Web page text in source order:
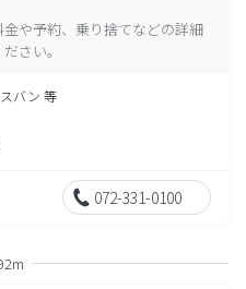
や予約、乗り捨てなどの詳細
さい。
バン 等
072-331-0100